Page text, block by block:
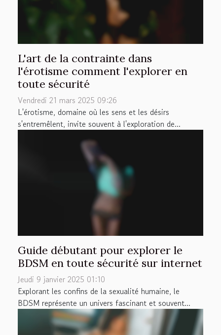
L'art de la contrainte dans
l'érotisme comment l'explorer en
toute sécurité
Vendredi 21 mars 2025 09:26
L'érotisme, domaine où les sens et les désirs
s'entremêlent, invite souvent à l'exploration de...
Guide débutant pour explorer le
BDSM en toute sécurité sur internet
Jeudi 9 janvier 2025 01:10
Explorant les confins de la sexualité humaine, le
BDSM représente un univers fascinant et souvent...